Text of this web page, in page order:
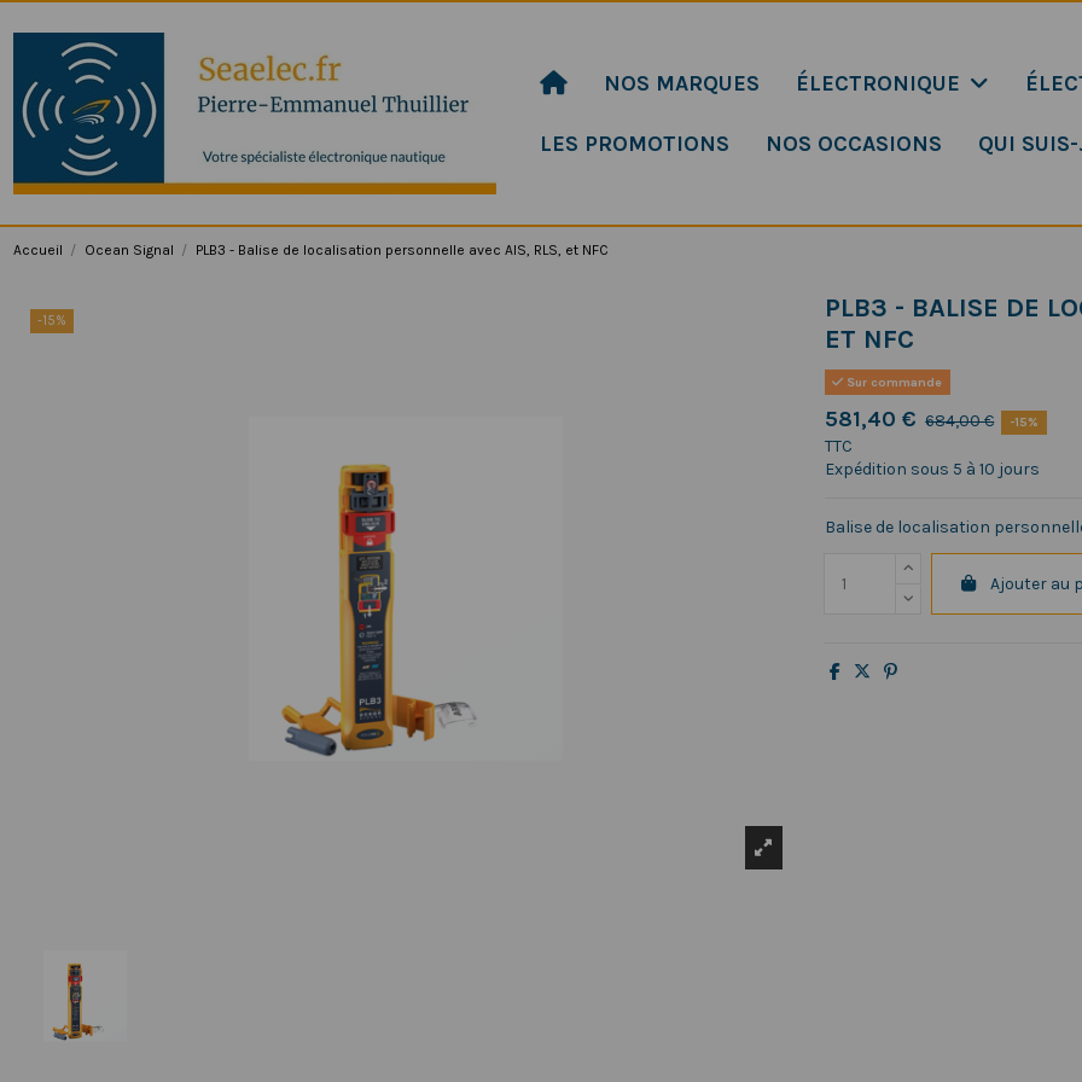
NOS MARQUES ÉLECTRONIQUE
LES PROMOTIONS NOS OCCASIONS QUI
Accueil Ocean Signal PLB3 - Balise de localisation personnelle avec AIS, RLS, et NFC
-15%
PLB3 - BALISE DE
ET NFC
Sur commande
581,40 € 684,00 € -15%
TTC
Expédition sous 5 à 10 jours
Balise de localisation personnelle
Ajouter au